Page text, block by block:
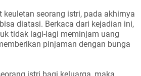
keuletan seorang istri, pada akhirnya
diatasi. Berkaca dari kejadian ini,
tidak lagi-lagi meminjam uang
pinjaman dengan bunga